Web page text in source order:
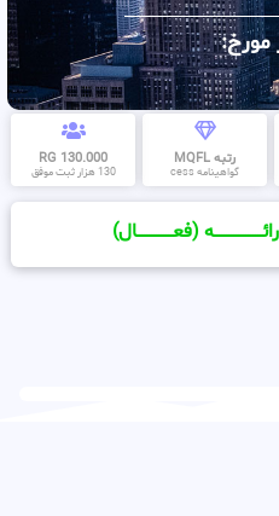
مورخ:
رتبه MQFL
گواهینامه cess
130.000 RG
130 هزار ثبت موفق
(فعـــــــــــــــال)